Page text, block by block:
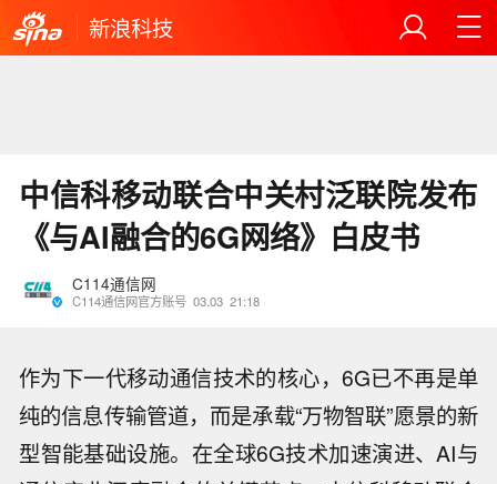
新浪科技
中信科移动联合中关村泛联院发布
《与AI融合的6G网络》白皮书
C114通信网
C114通信网官方账号 03.03 21:18
作为下一代移动通信技术的核心，6G已不再是单
纯的信息传输管道，而是承载“万物智联”愿景的新
型智能基础设施。在全球6G技术加速演进、AI与